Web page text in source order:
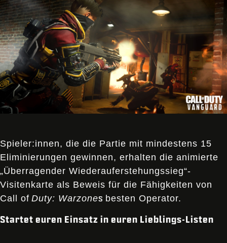
Spieler:innen, die die Partie mit mindestens 15
Eliminierungen gewinnen, erhalten die animierte
„Überragender Wiederauferstehungssieg“-
Visitenkarte als Beweis für die Fähigkeiten von
Call of Duty: Warzones besten Operator.
Startet euren Einsatz in euren Lieblings-Listen